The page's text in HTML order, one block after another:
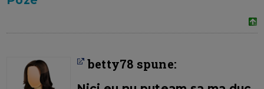
betty78 spune: